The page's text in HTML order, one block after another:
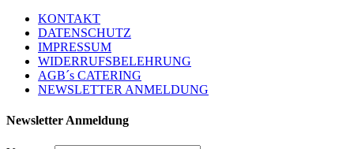
KONTAKT
DATENSCHUTZ
IMPRESSUM
WIDERRUFSBELEHRUNG
AGB´s CATERING
NEWSLETTER ANMELDUNG
Newsletter Anmeldung